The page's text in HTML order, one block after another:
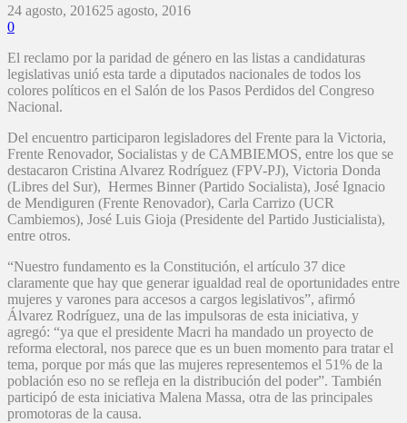
24 agosto, 201625 agosto, 2016
0
El reclamo por la paridad de género en las listas a candidaturas
legislativas unió esta tarde a diputados nacionales de todos los
colores políticos en el Salón de los Pasos Perdidos del Congreso
Nacional.
Del encuentro participaron legisladores del Frente para la Victoria,
Frente Renovador, Socialistas y de CAMBIEMOS, entre los que se
destacaron Cristina Alvarez Rodríguez (FPV-PJ), Victoria Donda
(Libres del Sur), Hermes Binner (Partido Socialista), José Ignacio
de Mendiguren (Frente Renovador), Carla Carrizo (UCR
Cambiemos), José Luis Gioja (Presidente del Partido Justicialista),
entre otros.
“Nuestro fundamento es la Constitución, el artículo 37 dice
claramente que hay que generar igualdad real de oportunidades entre
mujeres y varones para accesos a cargos legislativos”, afirmó
Álvarez Rodríguez, una de las impulsoras de esta iniciativa, y
agregó: “ya que el presidente Macri ha mandado un proyecto de
reforma electoral, nos parece que es un buen momento para tratar el
tema, porque por más que las mujeres representemos el 51% de la
población eso no se refleja en la distribución del poder”. También
participó de esta iniciativa Malena Massa, otra de las principales
promotoras de la causa.